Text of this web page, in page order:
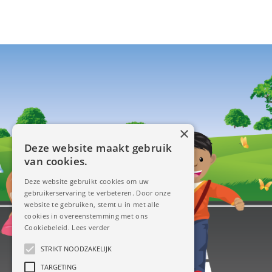
×
Deze website maakt gebruik
van cookies.
Deze website gebruikt cookies om uw
gebruikerservaring te verbeteren. Door onze
website te gebruiken, stemt u in met alle
cookies in overeenstemming met ons
Cookiebeleid. Lees verder
STRIKT NOODZAKELIJK
TARGETING